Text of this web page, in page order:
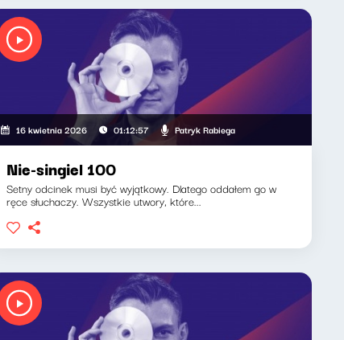
16 kwietnia 2026 01:12:57 Patryk Rabiega
Nie-singiel 100
Setny odcinek musi być wyjątkowy. Dlatego oddałem go w
ręce słuchaczy. Wszystkie utwory, które...